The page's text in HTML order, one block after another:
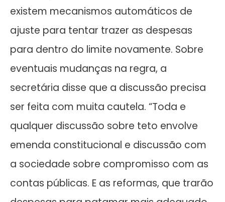
existem mecanismos automáticos de
ajuste para tentar trazer as despesas
para dentro do limite novamente. Sobre
eventuais mudanças na regra, a
secretária disse que a discussão precisa
ser feita com muita cautela. “Toda e
qualquer discussão sobre teto envolve
emenda constitucional e discussão com
a sociedade sobre compromisso com as
contas públicas. E as reformas, que trarão